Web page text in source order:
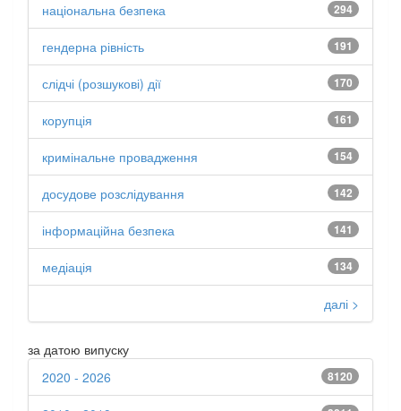
294
національна безпека
191
гендерна рівність
170
слідчі (розшукові) дії
161
корупція
154
кримінальне провадження
142
досудове розслідування
141
інформаційна безпека
134
медіація
далі >
за датою випуску
8120
2020 - 2026